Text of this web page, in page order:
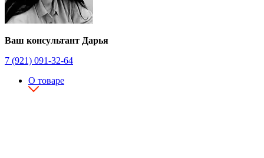
Ваш консультант Дарья
7 (921) 091-32-64
О товаре